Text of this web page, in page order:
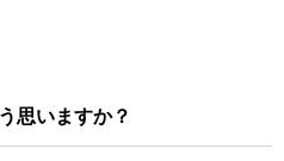
思いますか？